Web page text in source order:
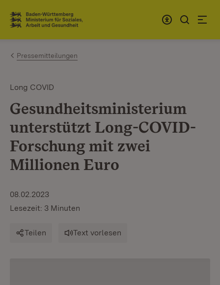
Zum Inhalt springen
Link zur Startseite
Pressemitteilungen
Long COVID
Gesundheitsministerium
unterstützt Long-COVID-
Forschung mit zwei
Millionen Euro
08.02.2023
Lesezeit: 3 Minuten
Teilen Text vorlesen